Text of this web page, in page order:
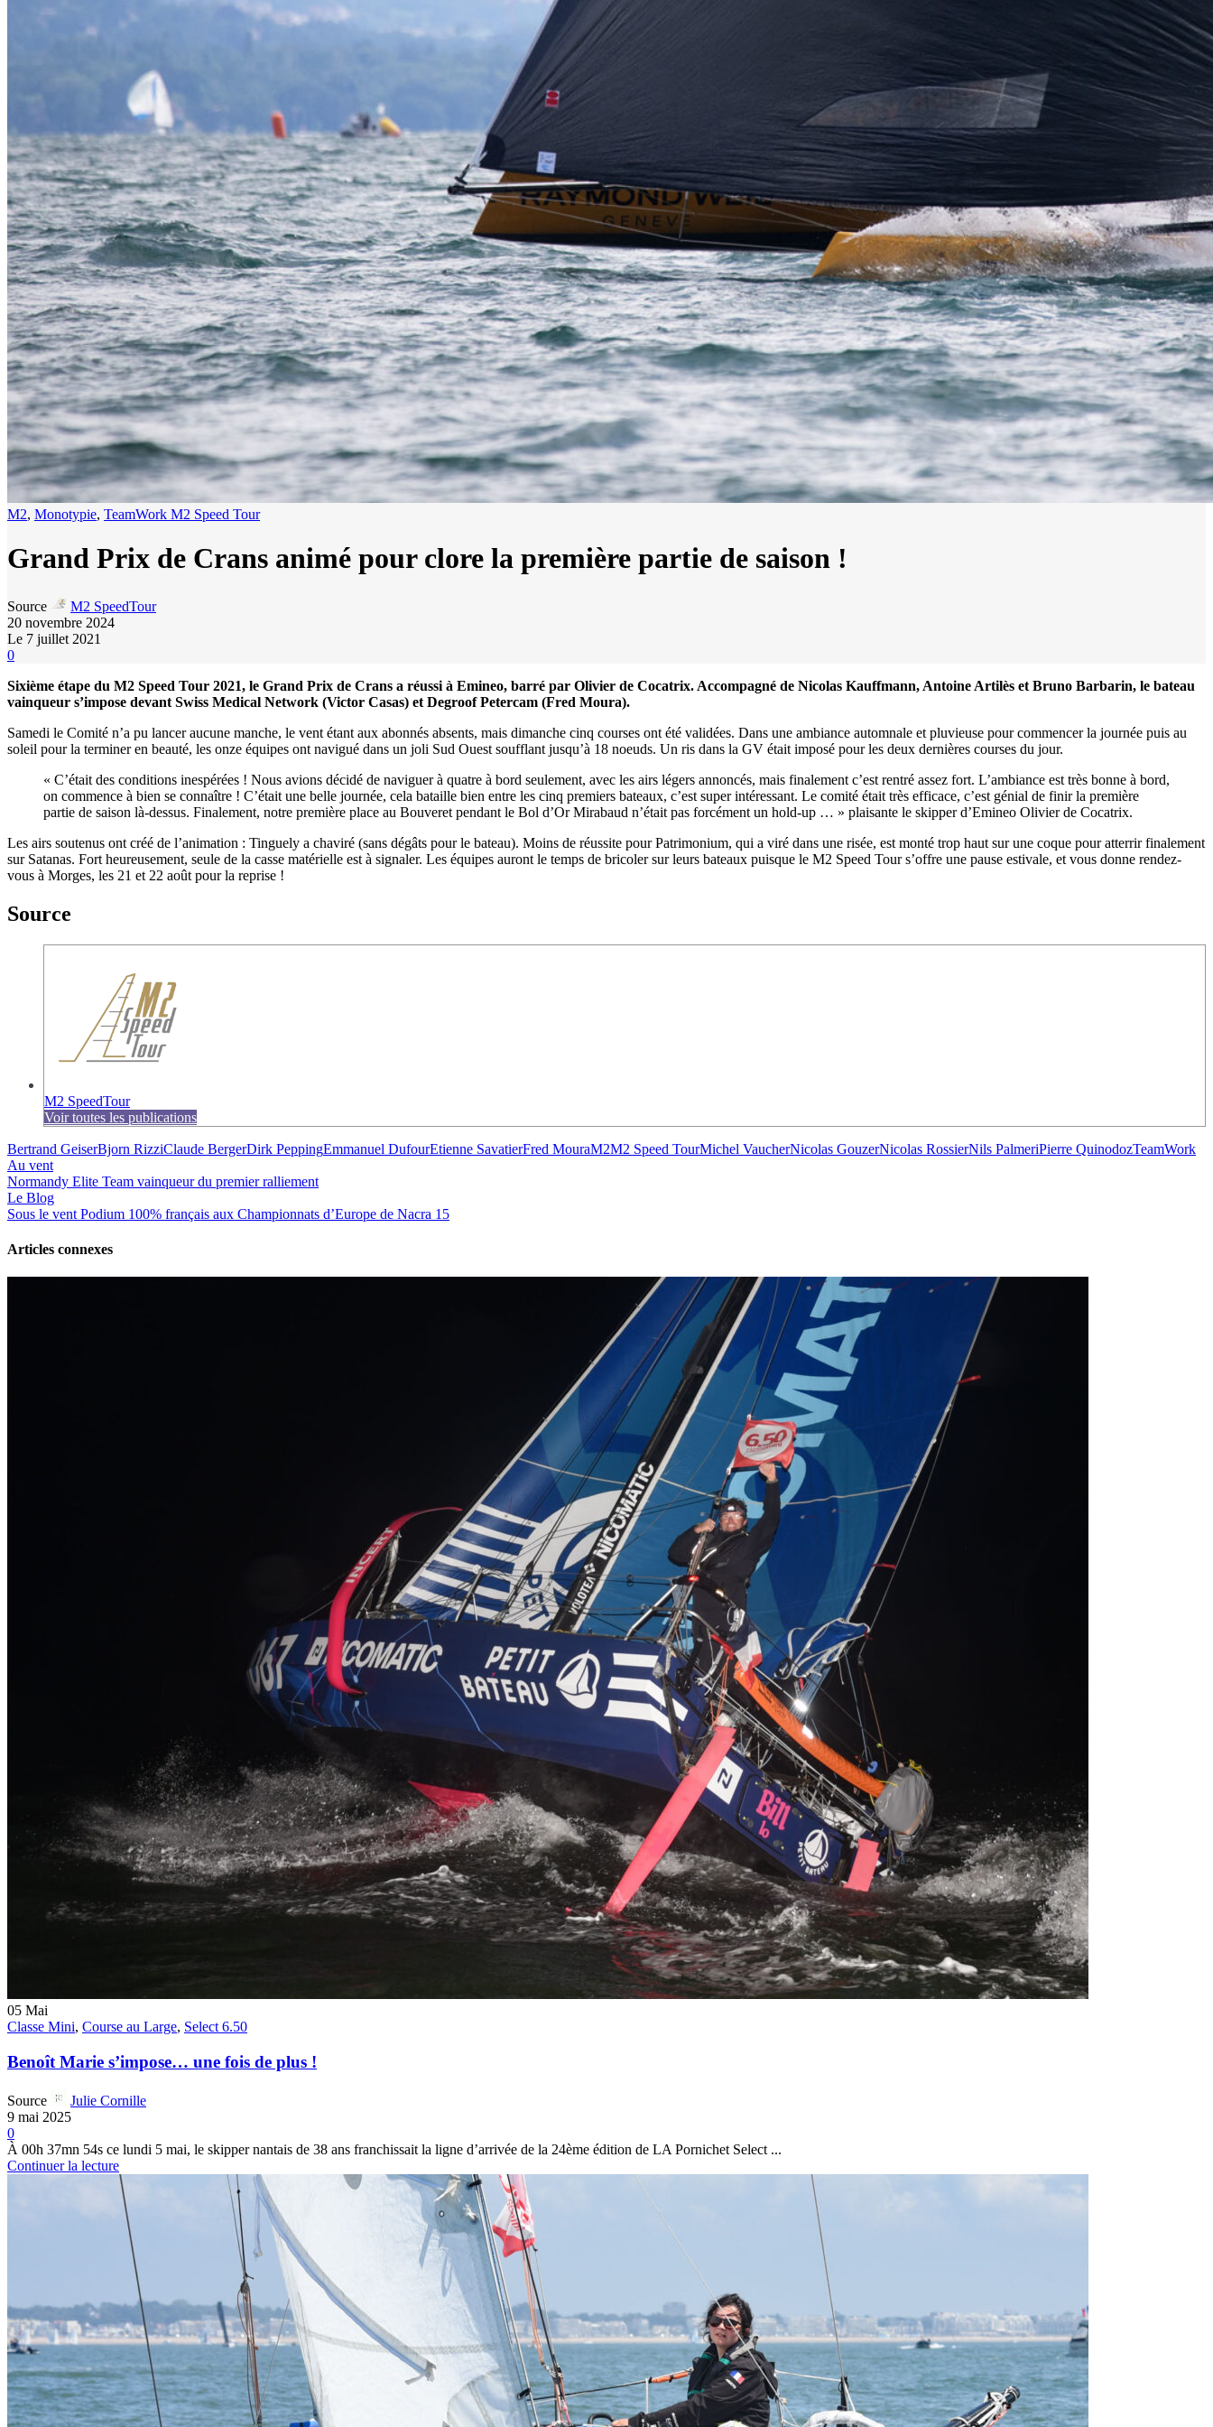
13Mar
Records,Vitesse absolue
SP80 franchit la barre mythique des 50 noeuds
Source
SP80
13 mars 2025
0
28Fév
13Fév
Class40,Classe Ultim 32/23 Course au Large Multi50 - Ocean Fifty
4 classes, 4 parcours, 4 duos vainqueurs
Source
Transat Café l'Or
13 février 2025
0
Classe Ultim 32/23, Records,Trophée Jules Verne
Gitana 17 devient Actual Ultim 4
Source
22 janvier 2025
0
M2, Monotypie, TeamWork M2 Speed Tour
Grand Prix de Crans animé pour clore la première partie de saison !
Source
M2 SpeedTour
20 novembre 2024
Le 7 juillet 2021
0
Sixième étape du M2 Speed Tour 2021, le Grand Prix de Crans a réussi à Emineo, barré par Olivier de Cocatrix. Accompagné de Nicolas Kauffmann, Antoine Artilès et Bruno Barbarin, le bateau
vainqueur s’impose devant Swiss Medical Network (Victor Casas) et Degroof Petercam (Fred Moura).
Samedi le Comité n’a pu lancer aucune manche, le vent étant aux abonnés absents, mais dimanche cinq courses ont été validées. Dans une ambiance automnale et pluvieuse pour commencer la journée puis au
soleil pour la terminer en beauté, les onze équipes ont navigué dans un joli Sud Ouest soufflant jusqu’à 18 noeuds. Un ris dans la GV était imposé pour les deux dernières courses du jour.
« C’était des conditions inespérées ! Nous avions décidé de naviguer à quatre à bord seulement, avec les airs légers annoncés, mais finalement c’est rentré assez fort. L’ambiance est très bonne à bord,
on commence à bien se connaître ! C’était une belle journée, cela bataille bien entre les cinq premiers bateaux, c’est super intéressant. Le comité était très efficace, c’est génial de finir la première
partie de saison là-dessus. Finalement, notre première place au Bouveret pendant le Bol d’Or Mirabaud n’était pas forcément un hold-up … » plaisante le skipper d’Emineo Olivier de Cocatrix.
Les airs soutenus ont créé de l’animation : Tinguely a chaviré (sans dégâts pour le bateau). Moins de réussite pour Patrimonium, qui a viré dans une risée, est monté trop haut sur une coque pour atterrir finalement
sur Satanas. Fort heureusement, seule de la casse matérielle est à signaler. Les équipes auront le temps de bricoler sur leurs bateaux puisque le M2 Speed Tour s’offre une pause estivale, et vous donne rendez-
vous à Morges, les 21 et 22 août pour la reprise !
Source
M2 SpeedTour
Voir toutes les publications
Bertrand GeiserBjorn RizziClaude BergerDirk PeppingEmmanuel DufourEtienne SavatierFred MouraM2M2 Speed TourMichel VaucherNicolas GouzerNicolas RossierNils PalmeriPierre QuinodozTeamWork
Au vent
Normandy Elite Team vainqueur du premier ralliement
Le Blog
Sous le vent Podium 100% français aux Championnats d’Europe de Nacra 15
Articles connexes
05 Mai
Classe Mini, Course au Large, Select 6.50
Benoît Marie s’impose… une fois de plus !
Source
Julie Cornille
9 mai 2025
0
À 00h 37mn 54s ce lundi 5 mai, le skipper nantais de 38 ans franchissait la ligne d’arrivée de la 24ème édition de LA Pornichet Select ...
Continuer la lecture